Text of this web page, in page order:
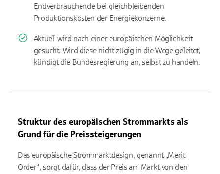
Endverbrauchende bei gleichbleibenden
Produktionskosten der Energiekonzerne.
Aktuell wird nach einer europäischen Möglichkeit
gesucht. Wird diese nicht zügig in die Wege geleitet,
kündigt die Bundesregierung an, selbst zu handeln.
Struktur des europäischen Strommarkts als
Grund für die Preissteigerungen
Das europäische Strommarktdesign, genannt „Merit
Order“, sorgt dafür, dass der Preis am Markt von den